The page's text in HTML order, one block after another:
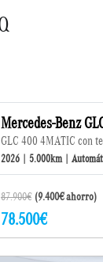
Mercedes-Benz
GLC 400 4MATIC con
2026 | 5.000km |
87.900€ (9.400€ ahorro)
78.500€